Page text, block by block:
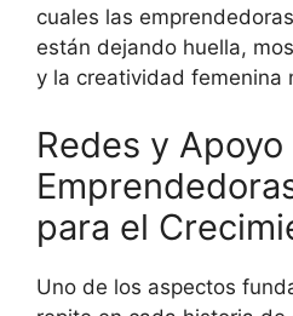
cuales las
están dejando huella,
y la creatividad femenina
Redes y Apoyo
para el
Uno de los aspectos